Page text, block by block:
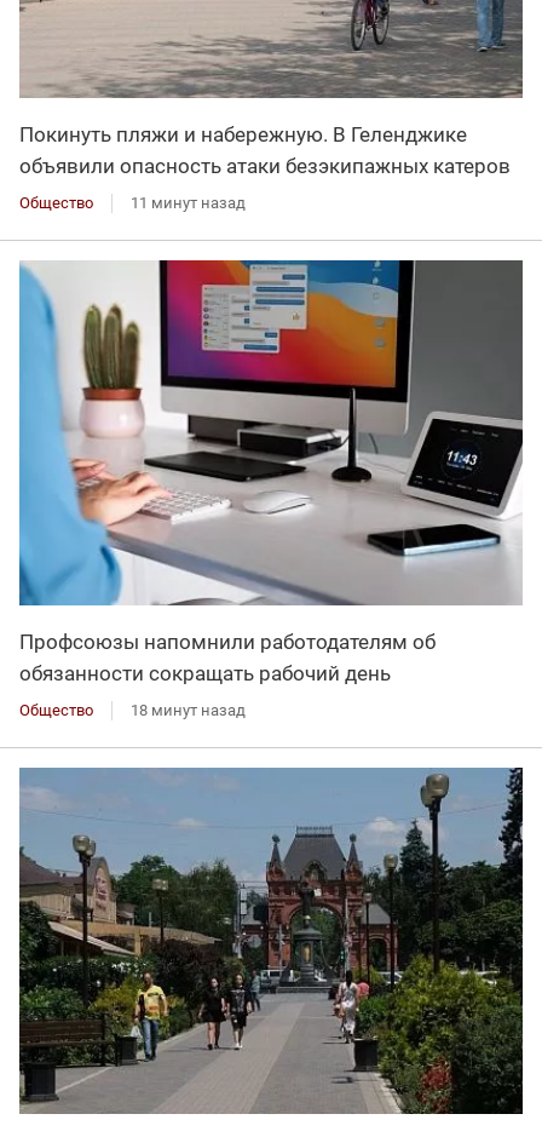
Покинуть пляжи и набережную. В Геленджике
объявили опасность атаки безэкипажных катеров
Общество 11 минут назад
Профсоюзы напомнили работодателям об
обязанности сокращать рабочий день
Общество 18 минут назад